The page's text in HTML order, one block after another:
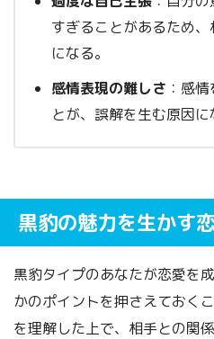
すぎることがあるため
になる。
感情表現の難しさ ：感
とが、誤解を生む原因に
黒豹の魅力を生かす
黒豹タイプのあなたが恋愛を
かのポイントを押さえておく
を理解した上で、相手との関